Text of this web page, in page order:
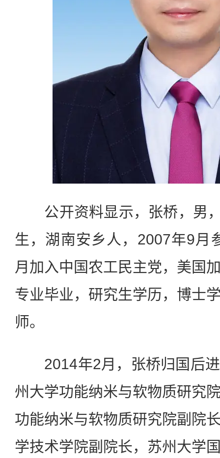
公开资料显示，张桥，男
生，湖南安乡人，2007年9月
月加入中国农工民主党，美国
专业毕业，研究生学历，博士
师。
2014年2月，张桥归国后进
州大学功能纳米与软物质研究
功能纳米与软物质研究院副院
学技术学院副院长，苏州大学